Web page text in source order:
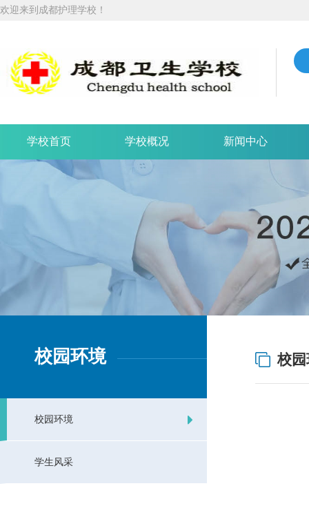
欢迎来到成都护理学校！
学校首页 学校概况 新闻中心
校园环境
校园环境
学生风采
校